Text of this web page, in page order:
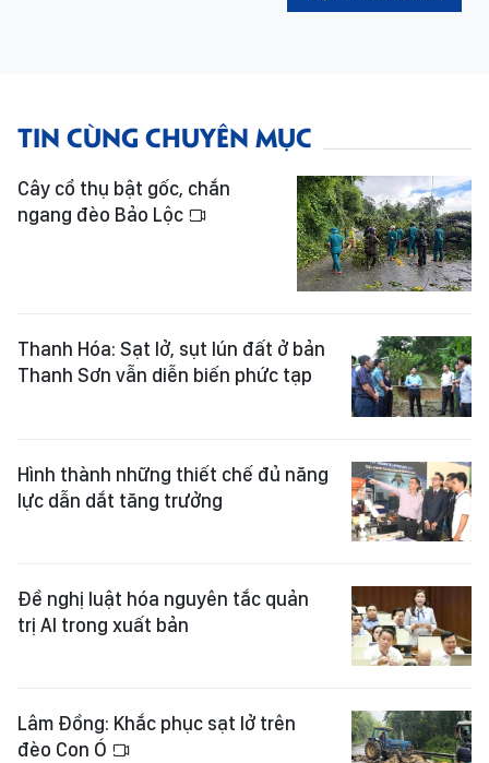
TIN CÙNG CHUYÊN MỤC
Cây cổ thụ bật gốc, chắn
ngang đèo Bảo Lộc
Thanh Hóa: Sạt lở, sụt lún đất ở bản
Thanh Sơn vẫn diễn biến phức tạp
Hình thành những thiết chế đủ năng
lực dẫn dắt tăng trưởng
Đề nghị luật hóa nguyên tắc quản
trị AI trong xuất bản
Lâm Đồng: Khắc phục sạt lở trên
đèo Con Ó